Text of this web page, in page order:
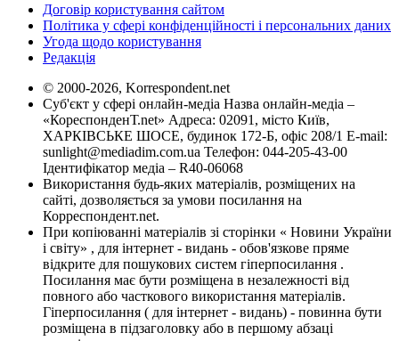
Договір користування сайтом
Політика у сфері конфіденційності і персональних даних
Угода щодо користування
Редакція
© 2000-2026, Korrespondent.net
Суб'єкт у сфері онлайн-медіа Назва онлайн-медіа –
«КореспонденТ.net» Адреса: 02091, місто Київ,
ХАРКІВСЬКЕ ШОСЕ, будинок 172-Б, офіс 208/1 E-mail:
sunlight@mediadim.com.ua Телефон: 044-205-43-00
Ідентифікатор медіа – R40-06068
Використання будь-яких матеріалів, розміщених на
сайті, дозволяється за умови посилання на
Корреспондент.net.
При копіюванні матеріалів зі сторінки « Новини України
і світу» , для інтернет - видань - обов'язкове пряме
відкрите для пошукових систем гіперпосилання .
Посилання має бути розміщена в незалежності від
повного або часткового використання матеріалів.
Гіперпосилання ( для інтернет - видань) - повинна бути
розміщена в підзаголовку або в першому абзаці